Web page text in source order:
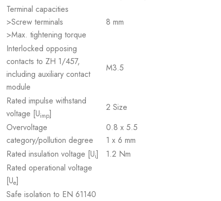
Terminal capacities
>Screw terminals
>Max. tightening torque
8 mm
Interlocked opposing
contacts to ZH 1/457,
including auxiliary contact
module
M3.5
Rated impulse withstand
voltage [Uimp]
2 Size
Overvoltage
category/pollution degree
0.8 x 5.5
1 x 6 mm
Rated insulation voltage [Ui]
1.2 Nm
Rated operational voltage
[Ue]
Safe isolation to EN 61140